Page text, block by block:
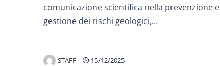
comunicazione scientifica nella prevenzione e
gestione dei rischi geologici,…
STAFF 15/12/2025